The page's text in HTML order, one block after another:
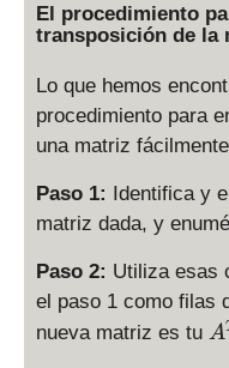
El procedimiento
transposición de la
Lo que hemos
procedimiento para
una matriz
Paso 1: Identifica y
matriz dada, y
Paso 2: Utiliza esas
el paso 1 como filas
nueva matriz es tu A
A